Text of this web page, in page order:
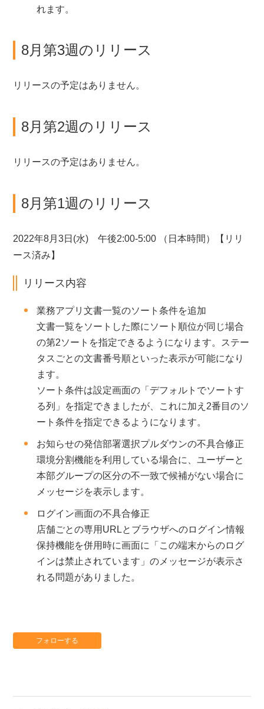
れます。
8月第3週のリリース
リリースの予定はありません。
8月第2週のリリース
リリースの予定はありません。
8月第1週のリリース
2022年8月3日(水) 午後2:00-5:00 （日本時間）【リリ
ース済み】
リリース内容
業務アプリ文書一覧のソート条件を追加
文書一覧をソートした際にソート順位が同じ場合
の第2ソートを指定できるようになります。ステー
タスごとの文書番号順といった表示が可能になり
ます。
ソート条件は設定画面の「デフォルトでソートす
る列」を指定できましたが、これに加え2番目のソ
ート条件を指定できるようになります。
お知らせの発信部署選択プルダウンの不具合修正
環境分割機能を利用している場合に、ユーザーと
本部グループの区分の不一致で候補がない場合に
メッセージを表示します。
ログイン画面の不具合修正
店舗ごとの専用URLとブラウザへのログイン情報
保持機能を併用時に画面に「この端末からのログ
インは禁止されています」のメッセージが表示さ
れる問題がありました。
フォローする